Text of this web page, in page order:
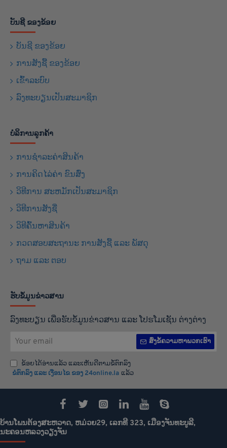
ບັນຊີ ຂອງຂ້ອຍ
ບັນຊີ ຂອງຂ້ອຍ
ການສັງຊື້ ຂອງຂ້ອຍ
ເຂົ້າລະບົບ
ລົງທະບຽນເປັນສະມາຊິກ
ບໍລິການລູກຄ້າ
ການຊຳລະຄ່າສິນຄ້າ
ການຄິດໄລ່ຄ່າ ຂົນສົ່ງ
ວິທີການ ສະຫມັກເປັນສະມາຊິກ
ວິທີການສັງຊື່
ວິທີຄົ້ນຫາສິນຄ້າ
ກວດສອບສະຖານະ ການສັງຊື້ ແລະ ພັສດຸ
ຖາມ ແລະ ຕອບ
ຮັບຂໍ້ມູນຂ່າວສານ
ລົງທະບຽນ ເພື່ອຮັບຂໍ້ມູນຂ່າວສານ ແລະ ໂປຮໂມເຊັນ ຕ່າງຕ່າງ
email
ສົ່ງຂໍ້ຄວາມຫາພວກເຮົາ
ຂ້ອຍໄດ້ອ່ານແລ້ວ ແລະເຫັນດີຕາມຂໍ້ຕົກລົງ
ຂໍຕົກລົງ ແລະ ເງືອນໄຂ ຂອງ 24online.la ແລ້ວ
ບ້ານໂພນຕ້ອງສະຫວາດ, ຫມ່ວຍ29, ເລກທີ 323, ເມືອງຈັນທະບູລີ,
ນະຄອນຫລວງວຽງຈັນ